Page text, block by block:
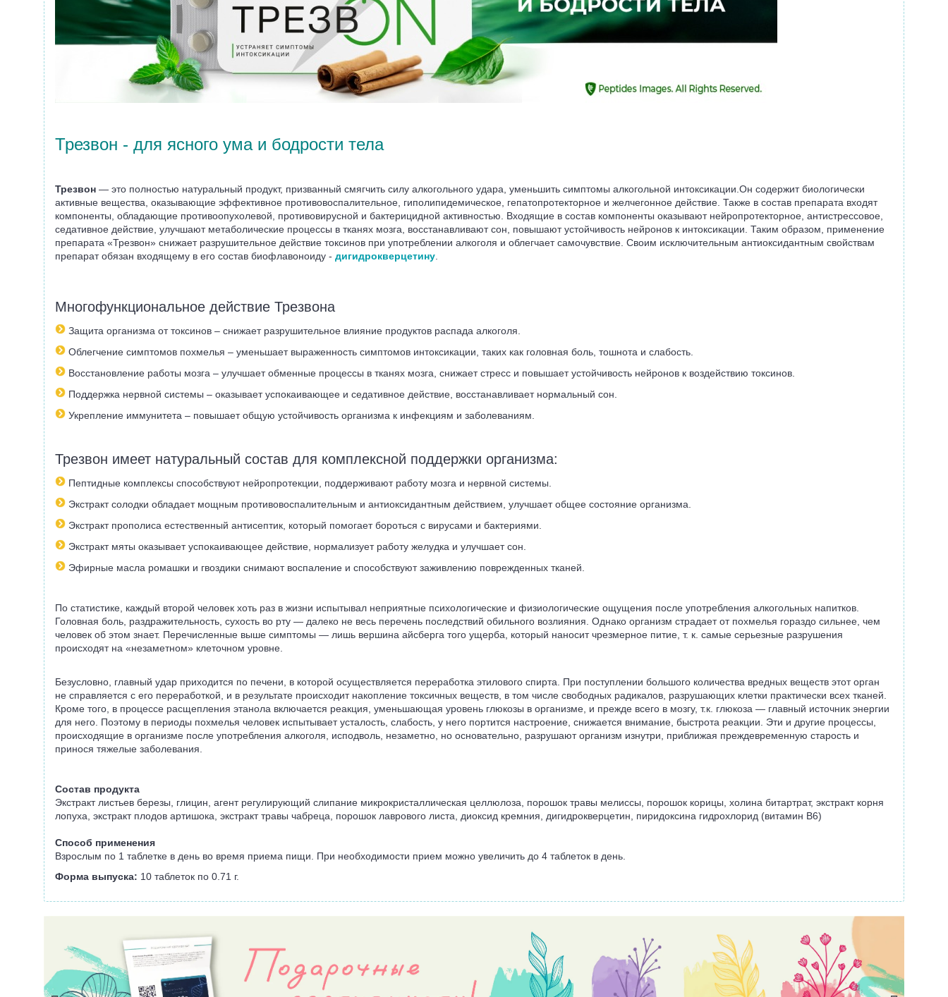
Трезвон - для ясного ума и бодрости тела
Трезвон — это полностью натуральный продукт, призванный смягчить силу алкогольного удара, уменьшить симптомы алкогольной интоксикации.Он содержит биологически
активные вещества, оказывающие эффективное противовоспалительное, гиполипидемическое, гепатопротекторное и желчегонное действие. Также в состав препарата входят
компоненты, обладающие противоопухолевой, противовирусной и бактерицидной активностью. Входящие в состав компоненты оказывают нейропротекторное, антистрессовое,
седативное действие, улучшают метаболические процессы в тканях мозга, восстанавливают сон, повышают устойчивость нейронов к интоксикации. Таким образом, применение
препарата «Трезвон» снижает разрушительное действие токсинов при употреблении алкоголя и облегчает самочувствие. Своим исключительным антиоксидантным свойствам
препарат обязан входящему в его состав биофлавоноиду - дигидрокверцетину
Многофункциональное действие Трезвона
Защита организма от токсинов – снижает разрушительное влияние продуктов распада алкоголя.
Облегчение симптомов похмелья – уменьшает выраженность симптомов интоксикации, таких как головная боль, тошнота и слабость.
Восстановление работы мозга – улучшает обменные процессы в тканях мозга, снижает стресс и повышает устойчивость нейронов к воздействию токсинов.
Поддержка нервной системы – оказывает успокаивающее и седативное действие, восстанавливает нормальный сон.
Укрепление иммунитета – повышает общую устойчивость организма к инфекциям и заболеваниям.
Трезвон имеет натуральный состав для комплексной поддержки организма:
Пептидные комплексы способствуют нейропротекции, поддерживают работу мозга и нервной системы.
Экстракт солодки обладает мощным противовоспалительным и антиоксидантным действием, улучшает общее состояние организма.
Экстракт прополиса естественный антисептик, который помогает бороться с вирусами и бактериями.
Экстракт мяты оказывает успокаивающее действие, нормализует работу желудка и улучшает сон.
Эфирные масла ромашки и гвоздики снимают воспаление и способствуют заживлению поврежденных тканей.
По статистике, каждый второй человек хоть раз в жизни испытывал неприятные психологические и физиологические ощущения после употребления алкогольных напитков.
Головная боль, раздражительность, сухость во рту — далеко не весь перечень последствий обильного возлияния. Однако организм страдает от похмелья гораздо сильнее, чем
человек об этом знает. Перечисленные выше симптомы — лишь вершина айсберга того ущерба, который наносит чрезмерное питие, т. к. самые серьезные разрушения
происходят на «незаметном» клеточном уровне.
Безусловно, главный удар приходится по печени, в которой осуществляется переработка этилового спирта. При поступлении большого количества вредных веществ этот орган
не справляется с его переработкой, и в результате происходит накопление токсичных веществ, в том числе свободных радикалов, разрушающих клетки практически всех тканей.
Кроме того, в процессе расщепления этанола включается реакция, уменьшающая уровень глюкозы в организме, и прежде всего в мозгу, т.к. глюкоза — главный источник энергии
для него. Поэтому в периоды похмелья человек испытывает усталость, слабость, у него портится настроение, снижается внимание, быстрота реакции. Эти и другие процессы,
происходящие в организме после употребления алкоголя, исподволь, незаметно, но основательно, разрушают организм изнутри, приближая преждевременную старость и
принося тяжелые заболевания.
Состав продукта
Экстракт листьев березы, глицин, агент регулирующий слипание микрокристаллическая целлюлоза, порошок травы мелиссы, порошок корицы, холина битартрат, экстракт корня
лопуха, экстракт плодов артишока, экстракт травы чабреца, порошок лаврового листа, диоксид кремния, дигидрокверцетин, пиридоксина гидрохлорид (витамин B6)
Способ применения
Взрослым по 1 таблетке в день во время приема пищи. При необходимости прием можно увеличить до 4 таблеток в день.
Форма выпуска: 10 таблеток по 0.71 г.